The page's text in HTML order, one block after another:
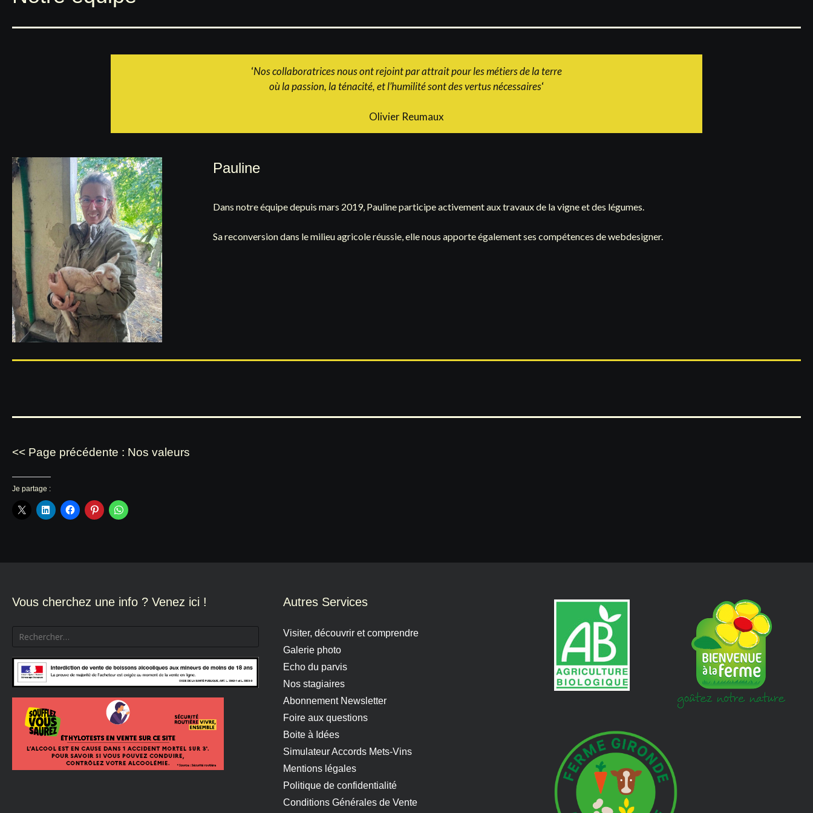
‘Nos collaboratrices nous ont rejoint par attrait pour les métiers de la terre
où la passion, la ténacité, et l’humilité sont des vertus nécessaires‘
Olivier Reumaux
Pauline
Dans notre équipe depuis mars 2019, Pauline participe activement aux travaux de la vigne et des légumes.
Sa reconversion dans le milieu agricole réussie, elle nous apporte également ses compétences de webdesigner.
<< Page précédente : Nos valeurs
Je partage :
Vous cherchez une info ? Venez ici !
Rechercher :
Autres Services
Visiter, découvrir et comprendre
Galerie photo
Echo du parvis
Nos stagiaires
Abonnement Newsletter
Foire aux questions
Boite à Idées
Simulateur Accords Mets-Vins
Mentions légales
Politique de confidentialité
Conditions Générales de Vente